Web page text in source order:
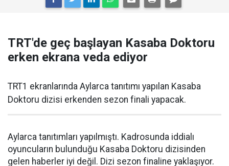
TRT'de geç başlayan Kasaba Doktoru
erken ekrana veda ediyor
TRT1 ekranlarında Aylarca tanıtımı yapılan Kasaba
Doktoru dizisi erkenden sezon finali yapacak.
Aylarca tanıtımları yapılmıştı. Kadrosunda iddialı
oyuncuların bulunduğu Kasaba Doktoru dizisinden
gelen haberler iyi değil. Dizi sezon finaline yaklaşıyor.